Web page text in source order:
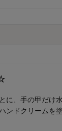
に、手の甲だけ
ンドクリームを